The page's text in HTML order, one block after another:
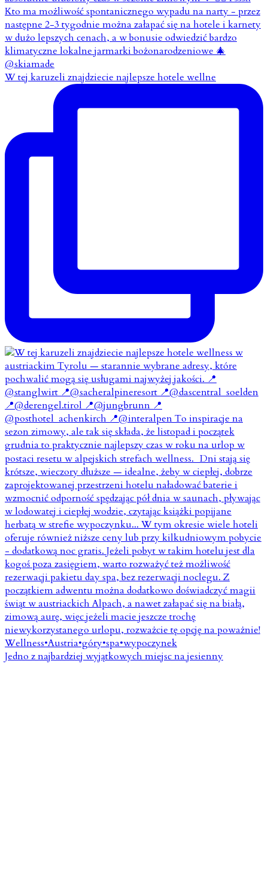
W tej karuzeli znajdziecie najlepsze hotele wellne
Jedno z najbardziej wyjątkowych miejsc na jesienny